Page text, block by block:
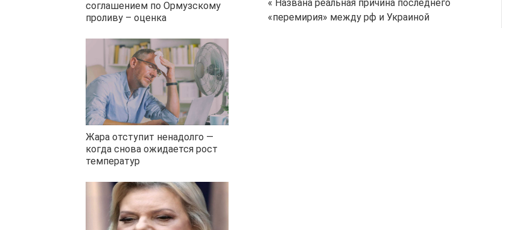
« Названа реальная причина последнего
«перемирия» между рф и Украиной
соглашением по Ормузскому
проливу – оценка
Жара отступит ненадолго —
когда снова ожидается рост
температур